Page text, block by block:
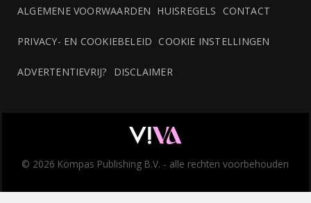
ALGEMENE VOORWAARDEN HUISREGELS CONTACT
PRIVACY- EN COOKIEBELEID COOKIE INSTELLINGEN
ADVERTENTIEVRIJ? DISCLAIMER
© 2026 Kompas Publishing B.V. - alle rechten voorbehouden